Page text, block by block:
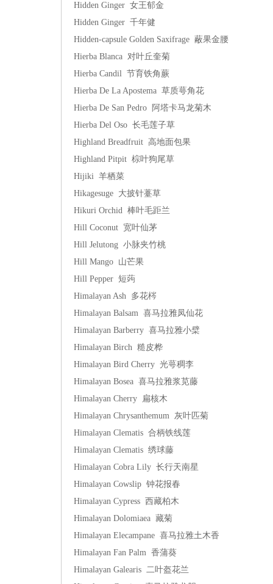
Hidden Ginger 女王郁金
Hidden Ginger 千年健
Hidden-capsule Golden Saxifrage 蔽果金腰
Hierba Blanca 对叶丘奎菊
Hierba Candil 节育铁角蕨
Hierba De La Apostema 草质萼角花
Hierba De San Pedro 阿塔卡马龙菊木
Hierba Del Oso 长毛莲子草
Highland Breadfruit 高地面包果
Highland Pitpit 棕叶狗尾草
Hijiki 羊栖菜
Hikagesuge 大披针薹草
Hikuri Orchid 棒叶毛距兰
Hill Coconut 宽叶仙茅
Hill Jelutong 小脉夹竹桃
Hill Mango 山芒果
Hill Pepper 短蒟
Himalayan Ash 多花梣
Himalayan Balsam 喜马拉雅凤仙花
Himalayan Barberry 喜马拉雅小檗
Himalayan Birch 糙皮桦
Himalayan Bird Cherry 光萼稠李
Himalayan Bosea 喜马拉雅浆苋藤
Himalayan Cherry 扁核木
Himalayan Chrysanthemum 灰叶匹菊
Himalayan Clematis 合柄铁线莲
Himalayan Clematis 绣球藤
Himalayan Cobra Lily 长行天南星
Himalayan Cowslip 钟花报春
Himalayan Cypress 西藏柏木
Himalayan Dolomiaea 藏菊
Himalayan Elecampane 喜马拉雅土木香
Himalayan Fan Palm 香蒲葵
Himalayan Galearis 二叶盔花兰